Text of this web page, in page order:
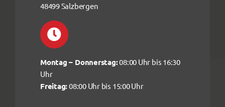
48499 Salzbergen
Montag – Donnerstag:08:00 Uhr bis 16:30
Uhr
Freitag:08:00 Uhr bis 15:00 Uhr